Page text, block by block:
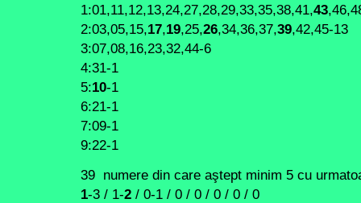
1:01,11,12,13,24,27,28,29,33,35,38,41,43
2:03,05,15,17,19,25,26,34,36,37,39,42,45-13
3:07,08,16,23,32,44-6
4:31-1
5:10-1
6:21-1
7:09-1
9:22-1
39 numere din care aştept minim 5 cu
1-3 / 1-2 / 0-1 / 0 / 0 / 0 / 0 / 0